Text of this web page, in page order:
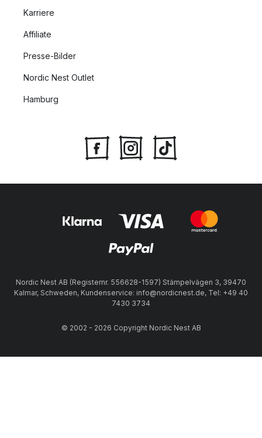
Karriere
Affiliate
Presse-Bilder
Nordic Nest Outlet
Hamburg
Nordic Nest AB (Registernr. 556628-1597) Stämpelvägen 3, 39470
Kalmar, Schweden, Kundenservice: info@nordicnest.de, Tel: +49 40
7430 3734
© 2002 - 2026 Copyright Nordic Nest AB